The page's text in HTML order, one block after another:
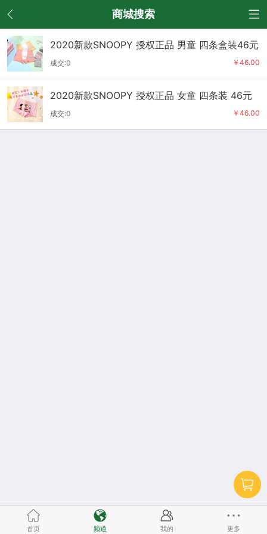
商城搜索
2020新款SNOOPY 授权正品 男童 四条盒装46元
￥46.00
成交:0
2020新款SNOOPY 授权正品 女童 四条装 46元
￥46.00
成交:0
首页 频道 我的 更多